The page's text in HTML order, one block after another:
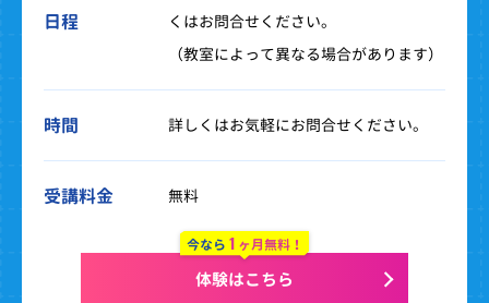
日程
くはお問合せください。
（教室によって異なる場合があります）
時間 詳しくはお気軽にお問合せください。
受講料金 無料
今なら 1 ヶ月無料！
体験はこちら